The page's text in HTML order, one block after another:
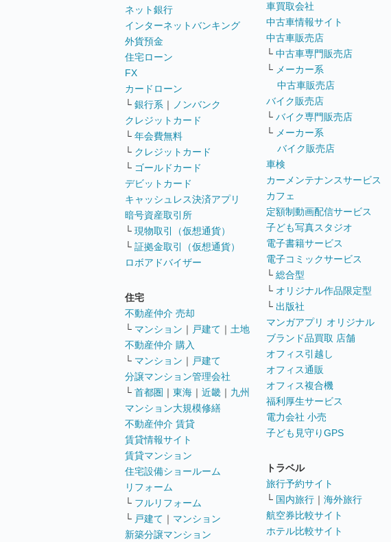
ネット銀行
インターネットバンキング
外貨預金
住宅ローン
FX
カードローン
└ 銀行系 ｜
ノンバンク
クレジットカード
└ 年会費無料
└ クレジットカード
└ ゴールドカード
デビットカード
キャッシュレス決済アプリ
暗号資産取引所
└ 現物取引（仮想通貨）
└ 証拠金取引（仮想通貨）
ロボアドバイザー
住宅
不動産仲介 売却
└ マンション ｜ 戸建て ｜ 土地
不動産仲介 購入
└ マンション ｜ 戸建て
分譲マンション管理会社
└ 首都圏 ｜ 東海 ｜ 近畿 ｜ 九州
マンション大規模修繕
不動産仲介 賃貸
賃貸情報サイト
賃貸マンション
住宅設備ショールーム
リフォーム
└ フルリフォーム
└ 戸建て ｜ マンション
新築分譲マンション
車買取会社
中古車情報サイト
中古車販売店
└ 中古車専門販売店
└ メーカー系
中古車販売店
バイク販売店
└ バイク専門販売店
└ メーカー系
バイク販売店
車検
カーメンテナンスサービス
カフェ
定額制動画配信サービス
子ども写真スタジオ
電子書籍サービス
電子コミックサービス
└ 総合型
└ オリジナル作品限定型
└ 出版社
マンガアプリ オリジナル
ブランド品買取 店舗
オフィス引越し
オフィス通販
オフィス複合機
福利厚生サービス
電力会社 小売
子ども見守りGPS
トラベル
旅行予約サイト
└ 国内旅行 ｜ 海外旅行
航空券比較サイト
ホテル比較サイト